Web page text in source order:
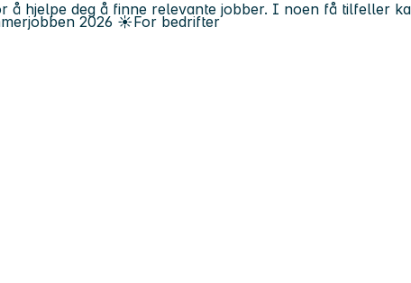
2026 ☀️For bedrifter
å hjelpe deg å finne relevante jobber. I noen få tilfeller